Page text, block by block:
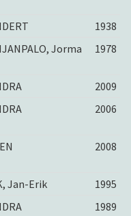
1938
Jorma 1978
2009
2006
2008
Jan-Erik
1995
1989